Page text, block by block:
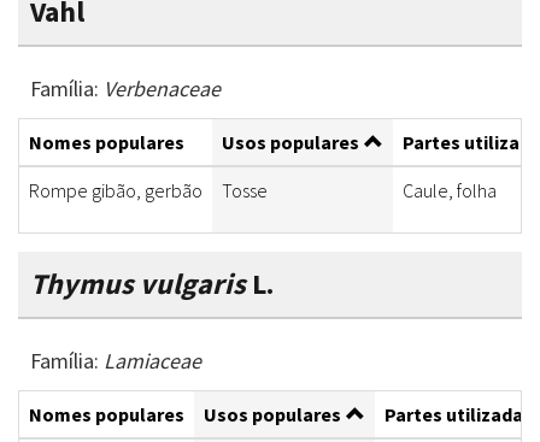
Vahl
Família: Verbenaceae
Nomes populares Usos populares
Partes
Rompe gibão, gerbão
Tosse Caule, folha
Thymus vulgarisL.
Família: Lamiaceae
Nomes populares Usos populares
Partes utilizadas